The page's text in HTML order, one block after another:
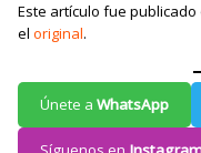
Este artículo fue
el original.
Únete a WhatsApp